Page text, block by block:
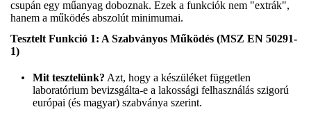
csupán egy műanyag doboznak. Ezek a funkciók nem "extrák",
hanem a működés abszolút minimumai.
Tesztelt Funkció 1: A Szabványos Működés (MSZ EN 50291-
1)
Mit tesztelünk? Azt, hogy a készüléket független
laboratórium bevizsgálta-e a lakossági felhasználás szigorú
európai (és magyar) szabványa szerint.